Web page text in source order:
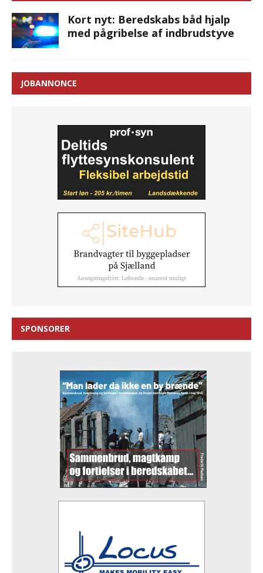
Kort nyt: Beredskabs båd hjalp
med pågribelse af indbrudstyve
JOBANNONCE
SPONSORER